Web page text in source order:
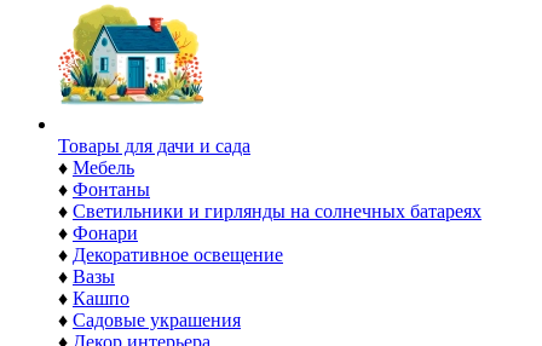
Товары для дачи и сада
♦ Мебель
♦ Фонтаны
♦ Светильники и гирлянды на солнечных батареях
♦ Фонари
♦ Декоративное освещение
♦ Вазы
♦ Кашпо
♦ Садовые украшения
♦ Декор интерьера